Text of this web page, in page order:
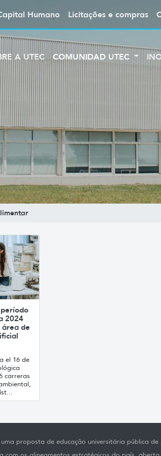
Humano Licitações e compras
A UTEC COMUNIDAD UTEC
2024
de
el 16 de
carreras
proposta de educação universitária pública